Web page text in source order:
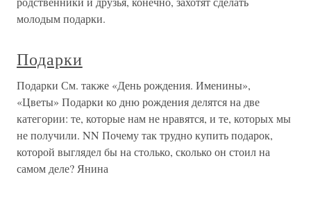
молодым подарки.
Подарки
Подарки См. также «День рождения. Именины»,
«Цветы» Подарки ко дню рождения делятся на две
категории: те, которые нам не нравятся, и те, которых мы
не получили. NN Почему так трудно купить подарок,
которой выглядел бы на столько, сколько он стоил на
самом деле? Янина